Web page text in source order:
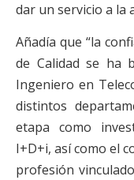
dar un servicio a la
Añadía que “la
de Calidad se ha
Ingeniero en
distintos
etapa como
I+D+i, así como el
profesión